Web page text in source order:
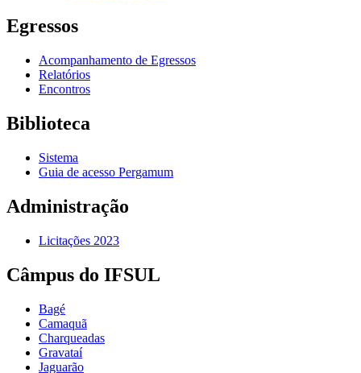
Egressos
Acompanhamento de Egressos
Relatórios
Encontros
Biblioteca
Sistema
Guia de acesso Pergamum
Administração
Licitações 2023
Câmpus do IFSUL
Bagé
Camaquã
Charqueadas
Gravataí
Jaguarão